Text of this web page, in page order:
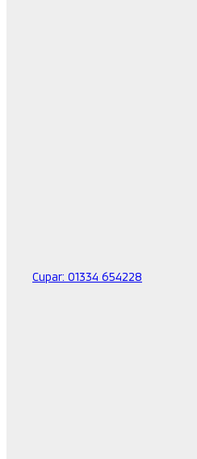
Cupar: 01334 654228